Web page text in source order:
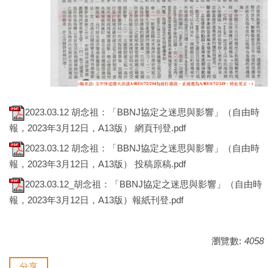
2023.03.12 胡念祖：「BBNJ協定之迷思與影響」（自由時
報，2023年3月12日，A13版） 網頁刊登.pdf
2023.03.12 胡念祖：「BBNJ協定之迷思與影響」（自由時
報，2023年3月12日，A13版） 投稿原稿.pdf
2023.03.12_胡念祖：「BBNJ協定之迷思與影響」（自由時
報，2023年3月12日，A13版）報紙刊登.pdf
瀏覽數: 4058